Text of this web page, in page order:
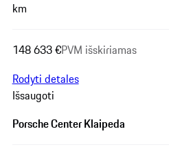
km
148 633 €PVM išskiriamas
Rodyti detales
Išsaugoti
Porsche Center Klaipeda